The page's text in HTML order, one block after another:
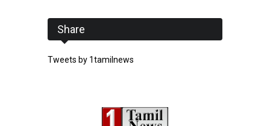
Share
Tweets by 1tamilnews